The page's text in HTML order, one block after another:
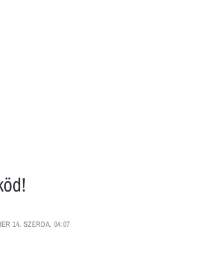
14. SZERDA, 04:07